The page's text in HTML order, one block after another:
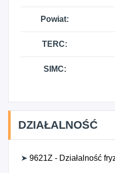
Powiat:
TERC:
SIMC:
DZIAŁALNOŚĆ
➤ 9621Z - Działalność